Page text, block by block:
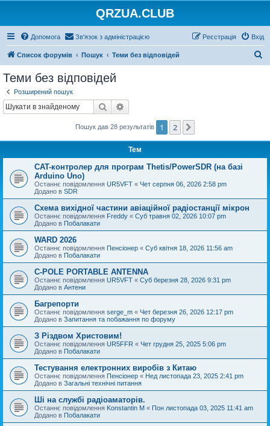
QRZUA.CLUB
Допомога Зв'язок з адміністрацією Вхід
Реєстрація
Список форумів Пошук Теми без відповідей
Теми без відповідей
Розширений пошук
Пошук
Пошук дав 28 результатів 1 2
Тем
CAT-контролер для програм Thetis/PowerSDR (на базі
Arduino Uno)
Останнє повідомлення UR5VFT « Чет серпня 06, 2026 2:58 pm
Додано в SDR
Схема вихідної частини авіаційної радіостанції мікрон
Останнє повідомлення Freddy « Суб травня 02, 2026 10:07 pm
Додано в Побалакати
WARD 2026
Останнє повідомлення Пенсіонер « Суб квітня 18, 2026 11:56 am
Додано в Побалакати
C-POLE PORTABLE ANTENNA
Останнє повідомлення UR5VFT « Суб березня 28, 2026 9:31 pm
Додано в Антени
Багрепорти
Останнє повідомлення serge_m « Чет березня 26, 2026 12:17 pm
Додано в Запитання та побажання по форуму
З Різдвом Христовим!
Останнє повідомлення UR5FFR « Чет грудня 25, 2025 5:06 pm
Додано в Побалакати
Тестування електронних виробів з Китаю
Останнє повідомлення Пенсіонер « Нед листопада 23, 2025 2:41 pm
Додано в Загальні технічні питання
Ші на службі радіоаматорів.
Останнє повідомлення Konstantin M « Пон листопада 03, 2025 11:41 am
Додано в Побалакати